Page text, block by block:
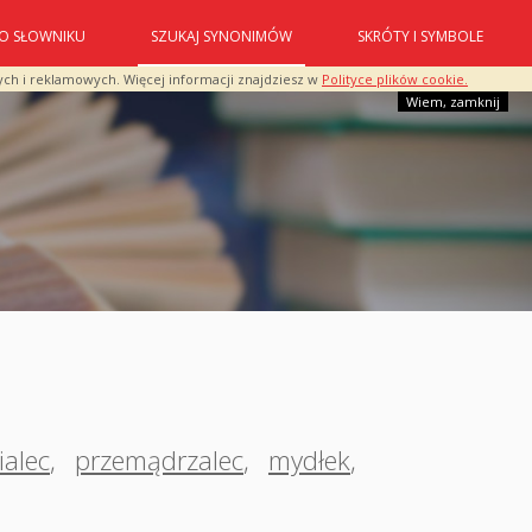
i reklamowych. Więcej informacji znajdziesz w Polityce plików cookie.
Wiem, zamknij
O SŁOWNIKU SZUKAJ SYNONIMÓW SKRÓTY I SYMBOLE
, przemądrzalec, mydłek,